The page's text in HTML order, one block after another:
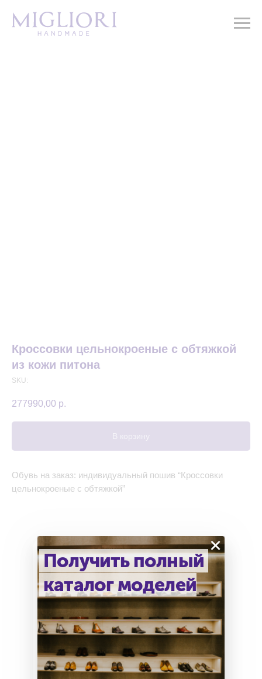
Кроссовки цельнокроеные с обтяжкой
из кожи питона
SKU:
277990,00 р.
В корзину
Обувь на заказ: индивидуальный пошив “Кроссовки
цельнокроеные с обтяжкой”
В Москве к Вам приедет
замерщик, а для клиентов
из других городов организуем
удаленный пошив и отправим
макеты для снятия мерок.
Как узнать точный размер?
Получить полный
каталог моделей
×